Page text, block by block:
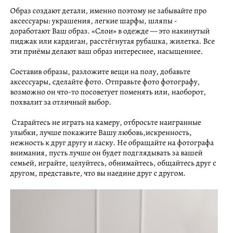
Образ создают детали, именно поэтому не забывайте про
аксессуары: украшения, легкие шарфы, шляпы -
доработают Ваш образ. «Слои» в одежде — это накинутый
пиджак или кардиган, расстёгнутая рубашка, жилетка. Все
эти приёмы делают ваш образ интереснее, насыщеннее.
Составив образы, разложите вещи на полу, добавьте
аксессуары, сделайте фото. Отправьте фото фотографу,
возможно он что-то посоветует поменять или, наоборот,
похвалит за отличный выбор.
Старайтесь не играть на камеру, отбросьте наигранные
улыбки, лучше покажите Вашу любовь,искренность,
нежность к друг другу и ласку. Не обращайте на фотографа
внимания, пусть лучше он будет подглядывать за вашей
семьей, играйте, целуйтесь, обнимайтесь, общайтесь друг с
другом, представьте, что вы наедине друг с другом.